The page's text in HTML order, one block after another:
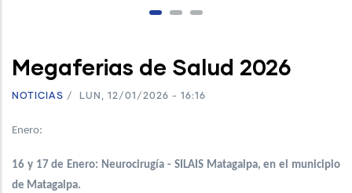
Megaferias de Salud 2026
NOTICIAS / LUN, 12/01/2026 - 16:16
Enero:
16 y 17 de Enero: Neurocirugía - SILAIS Matagalpa, en el municipio
de Matagalpa.